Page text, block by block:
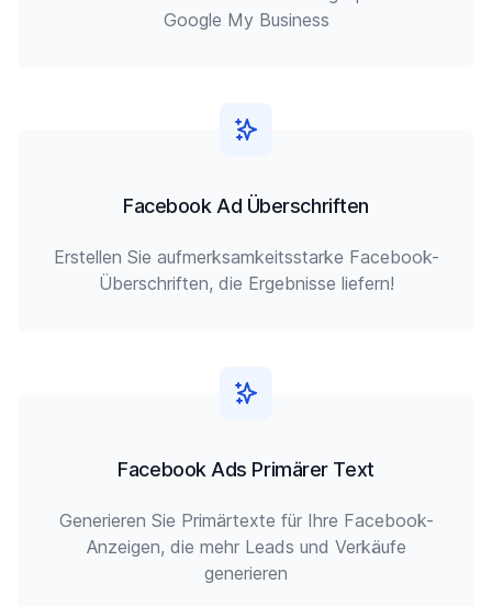
Google My Business
Facebook Ad Überschriften
Erstellen Sie aufmerksamkeitsstarke Facebook-
Überschriften, die Ergebnisse liefern!
Facebook Ads Primärer Text
Generieren Sie Primärtexte für Ihre Facebook-
Anzeigen, die mehr Leads und Verkäufe
generieren